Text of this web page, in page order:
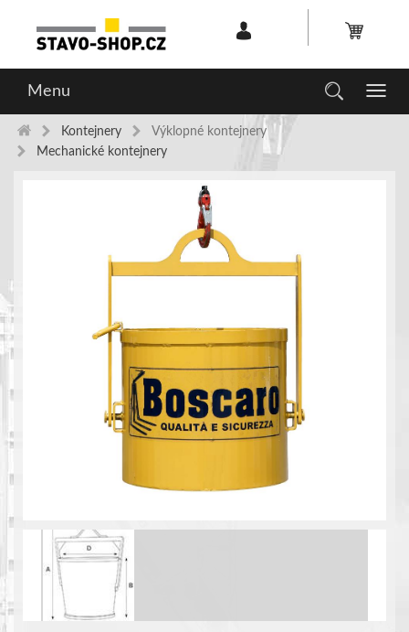
Toggle
Menu
Kontejnery
Výklopné kontejnery
Mechanické kontejnery